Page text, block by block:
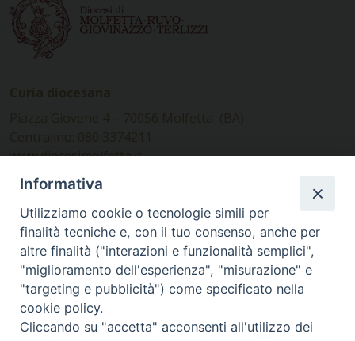
www.diocesimolfetta.it –
diocesimolfetta@pec.chiesacattolica.it
Ufficio Comunicazioni sociali
Piazza Giovene 4 – 70056 Molfetta (BA)
comunicazionisociali@diocesimolfetta.it
SEGUICI SU
Informativa
Utilizziamo cookie o tecnologie simili per
finalità tecniche e, con il tuo consenso, anche per
altre finalità ("interazioni e funzionalità semplici",
"miglioramento dell'esperienza", "misurazione" e
"targeting e pubblicità") come specificato nella
cookie policy.
Cliccando su "accetta" acconsenti all'utilizzo dei